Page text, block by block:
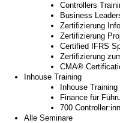
Controllers
Business
Zertifizierung
Zertifizierung
Certified IFRS
Zertifizierung
CMA®
Inhouse Training
Inhouse Training
Finance für
700
Alle Seminare